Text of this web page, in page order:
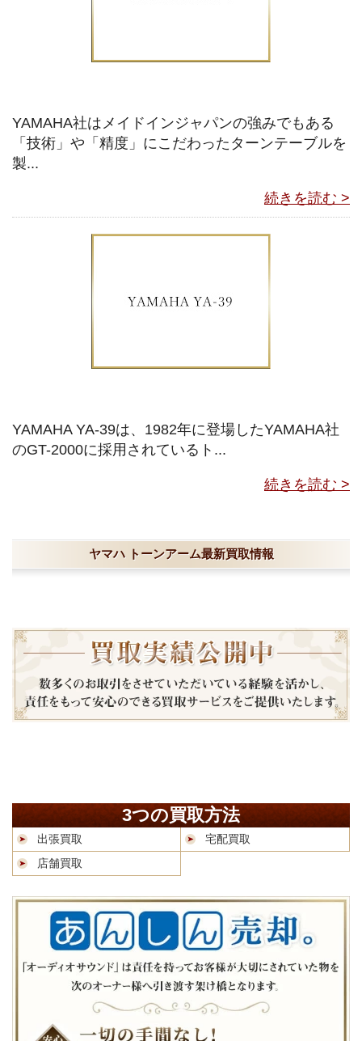
YAMAHA社はメイドインジャパンの強みでもある
「技術」や「精度」にこだわったターンテーブルを
製...
続きを読む >
YAMAHA YA-39は、1982年に登場したYAMAHA社
のGT-2000に採用されているト...
続きを読む >
ヤマハ トーンアーム最新買取情報
3つの買取方法
出張買取
宅配買取
店舗買取